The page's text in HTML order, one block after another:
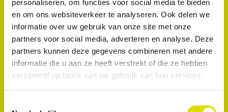
personaliseren, om functies voor social media te bieden
en om ons websiteverkeer te analyseren. Ook delen we
informatie over uw gebruik van onze site met onze
partners voor social media, adverteren en analyse. Deze
partners kunnen deze gegevens combineren met andere
informatie die u aan ze heeft verstrekt of die ze hebben
verzameld op basis van uw gebruik van hun services.
aangrenzende tanden tijdens restauraties van
klasse 3, klasse 4 en facings in de anterieure zone,
en stop bloedingen van het tandvlees.